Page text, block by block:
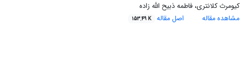
کیومرث کلانتری، فاطمه ذبیح الله زاده
مشاهده مقاله
اصل مقاله 153.49 K